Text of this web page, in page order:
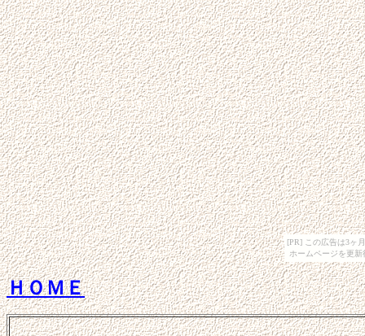
[PR] この広告は3ヶ
ホームページを更
ＨＯＭＥ